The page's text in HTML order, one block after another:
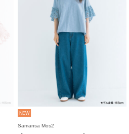
NEW
Samansa Mos2